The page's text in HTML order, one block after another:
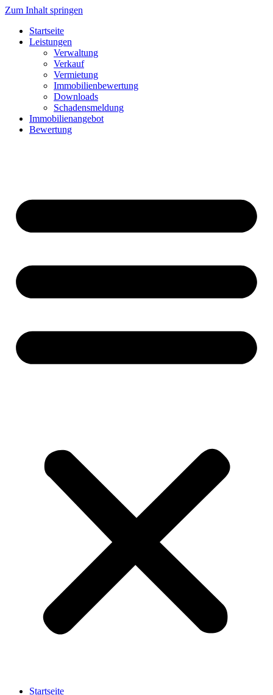
Zum Inhalt springen
Startseite
Leistungen
Verwaltung
Verkauf
Vermietung
Immobilienbewertung
Downloads
Schadensmeldung
Immobilienangebot
Bewertung
Startseite